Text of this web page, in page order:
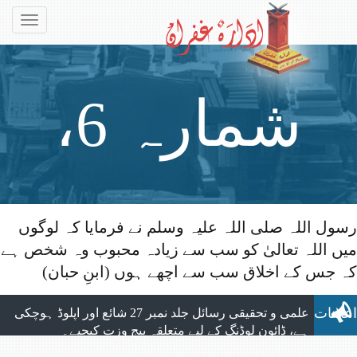
شمارہ 6،
اپریل 2016ء،
رسول اللہ صلی اللہ علیہ وسلم نے فرمایا کہ لوگوں
میں اللہ تعالیٰ کو سب سے زیادہ محبوب وہ شخص ہے
کہ جس کے اخلاق سب سے اچھے ہوں (ابنِ حبان)
اعلانات
الحمد للہ ماہنامہ التبلیغ کے تمام شماروں
کی اپلوڈنگ مکمل ہوچکی ہے، جو بآسانی ویب
سائٹ سے ڈائون لوڈ کیے جاسکتے ہیں۔
علمی و تحقیقی رسائل جلد نمبر 27 شائع اور اپلوڈ ہوچکی
ہے، ڈائون لوڈنگ کے لیے متعلقہ پیج وزت کیجیے۔